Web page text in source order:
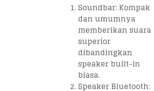
Soundbar: Kompak
dan umumnya
memberikan suara
superior
dibandingkan
speaker built-in
biasa.
Speaker Bluetooth: